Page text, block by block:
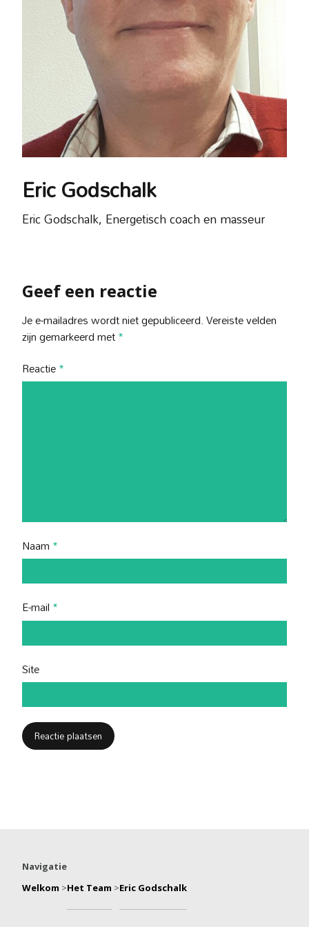
Eric Godschalk
Eric Godschalk, Energetisch coach en masseur
Geef een reactie
Je e-mailadres wordt niet gepubliceerd.Vereiste velden
zijn gemarkeerd met*
Reactie*
Naam *
E-mail *
Site
Navigatie
Welkom >Het Team >Eric Godschalk